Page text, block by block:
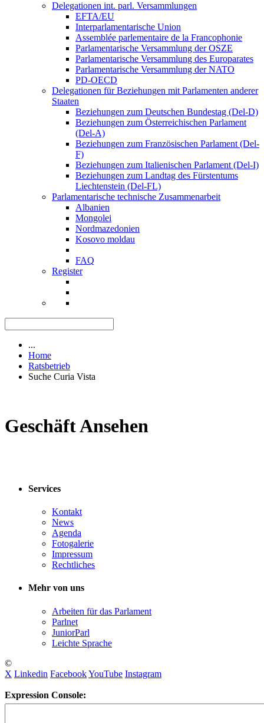
Delegationen int. parl. Versammlungen
EFTA/EU
Interparlamentarische Union
Assemblée parlementaire de la Francophonie
Parlamentarische Versammlung der OSZE
Parlamentarische Versammlung des Europarates
Parlamentarische Versammlung der NATO
PD-OECD
Delegationen für Beziehungen mit Parlamenten anderer
Staaten
Beziehungen zum Deutschen Bundestag (Del-D)
Beziehungen zum Österreichischen Parlament
(Del-A)
Beziehungen zum Französischen Parlament (Del-
F)
Beziehungen zum Italienischen Parlament (Del-I)
Beziehungen zum Landtag des Fürstentums
Liechtenstein (Del-FL)
Parlamentarische technische Zusammenarbeit
Albanien
Mongolei
Nordmazedonien
Kosovo moldau
FAQ
Register
...
Home
Ratsbetrieb
Suche Curia Vista
Geschäft Ansehen
Services
Kontakt
News
Agenda
Fotogalerie
Impressum
Rechtliches
Mehr von uns
Arbeiten für das Parlament
Parlnet
JuniorParl
Leichte Sprache
©
X Linkedin FacebookYouTube Instagram
Expression Console: